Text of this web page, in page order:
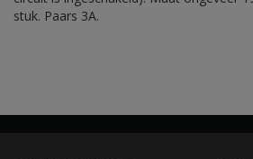
stuk. Paars 3A.